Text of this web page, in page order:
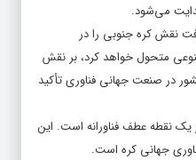
نقش کره جنوبی را در
متحول خواهد کرد، بر نقش
در صنعت جهانی فناوری تأکید
نقطه عطف فناورانه است. این
جهانی کره است.